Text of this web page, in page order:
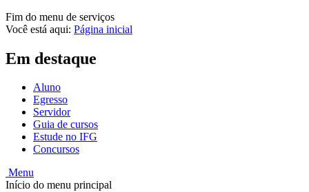
Fim do menu de serviços
Você está aqui: Página inicial
Em destaque
Aluno
Egresso
Servidor
Guia de cursos
Estude no IFG
Concursos
Menu
Início do menu principal